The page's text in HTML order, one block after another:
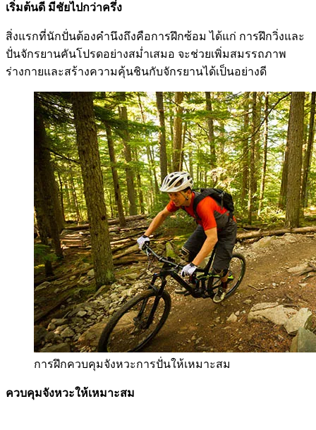
เริ่มต้นดี มีชัยไปกว่าครึ่ง
สิ่งแรกที่นักปั่นต้องคำนึงถึงคือการฝึกซ้อม ได้แก่ การฝึกวิ่งและ
ปั่นจักรยานคันโปรดอย่างสม่ำเสมอ จะช่วยเพิ่มสมรรถภาพ
ร่างกายและสร้างความคุ้นชินกับจักรยานได้เป็นอย่างดี
การฝึกควบคุมจังหวะการปั่นให้เหมาะสม
ควบคุมจังหวะให้เหมาะสม